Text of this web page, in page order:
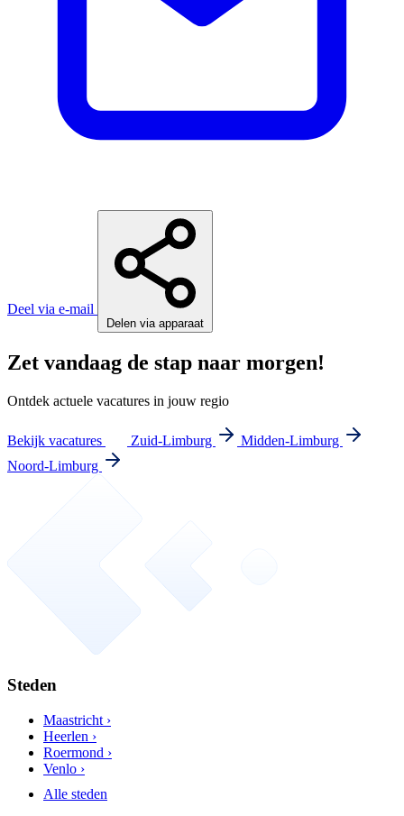
Deel via e-mail
Delen via apparaat
Zet vandaag de stap naar morgen!
Ontdek actuele vacatures in jouw regio
Bekijk vacatures Zuid-Limburg
Midden-Limburg
Noord-Limburg
Steden
Maastricht ›
Heerlen ›
Roermond ›
Venlo ›
Alle steden